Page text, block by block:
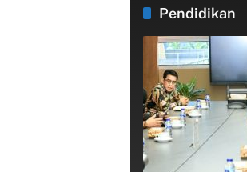
Pendidikan